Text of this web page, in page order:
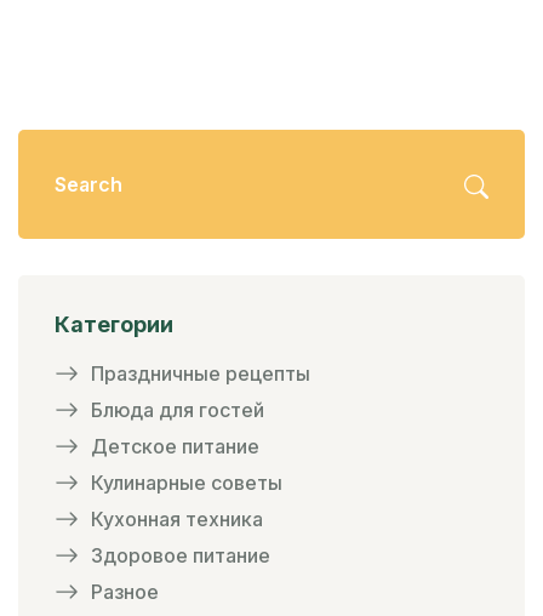
Категории
Праздничные рецепты
Блюда для гостей
Детское питание
Кулинарные советы
Кухонная техника
Здоровое питание
Разное